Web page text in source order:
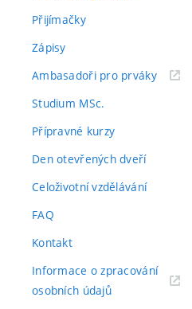
Přijímačky
Zápisy
Ambasadoři pro prváky(externí
Studium MSc.
Přípravné kurzy
Den otevřených dveří
Celoživotní vzdělávání
FAQ
Kontakt
Informace o zpracování
osobních údajů(externí